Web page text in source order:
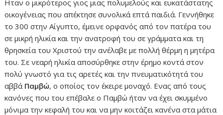
Ηταν ο μικρότερος γιος μιας πολυμελούς και ευκατάστατης
οικογένειας που απέκτησε συνολικά επτά παιδιά. Γεννήθηκε
το 300 στην Αίγυπτο, έμεινε ορφανός από τον πατέρα του
σε μικρή ηλικία και την ανατροφή του σε γράμματα και τη
θρησκεία του Χριστού την ανέλαβε με πολλή θέρμη η μητέρα
του. Σε νεαρή ηλικία αποσύρθηκε στην έρημο κοντά στον
πολύ γνωστό για τις αρετές και την πνευματικότητά του
αββά Παμβώ, ο οποίος τον έκειρε μοναχό. Ενας από τους
κανόνες που του επέβαλε ο Παμβώ ήταν να έχει σκυμμένο
μόνιμα την κεφαλή του και να μην κοιτάζει κανένα στα μάτια